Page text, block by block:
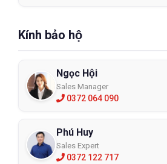
Kính bảo hộ
Ngọc Hội
Sales Manager
0372 064 090
Phú Huy
Sales Expert
0372 122 717